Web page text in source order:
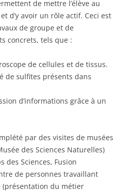
de mettre l’élève au
d’y avoir un rôle actif. Ceci est
de groupe et de
concrets, tels que :
de cellules et de tissus.
de sulfites présents dans
d’informations grâce à un
par des visites de musées
des Sciences Naturelles)
des Sciences, Fusion
de personnes travaillant
du métier